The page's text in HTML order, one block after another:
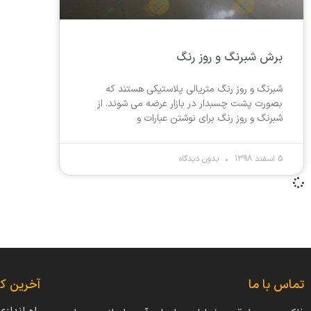
برش شبرنگ و روز رنگ
شبرنگ و روز رنگ متریالی پلاستیکی هستند که
بصورت پشت چسبدار در بازار عرضه می شوند. از
شبرنگ و روز رنگ برای نوشتن عبارات و
5 اسفند 1398 بدون دیدگاه
تماس با ما آخرین